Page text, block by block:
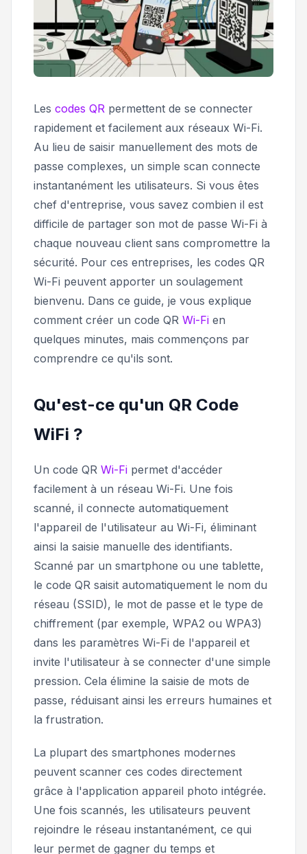
Les codes QR permettent de se connecter
rapidement et facilement aux réseaux Wi-Fi.
Au lieu de saisir manuellement des mots de
passe complexes, un simple scan connecte
instantanément les utilisateurs. Si vous êtes
chef d'entreprise, vous savez combien il est
difficile de partager son mot de passe Wi-Fi à
chaque nouveau client sans compromettre la
sécurité. Pour ces entreprises, les codes QR
Wi-Fi peuvent apporter un soulagement
bienvenu. Dans ce guide, je vous explique
comment créer un code QR Wi-Fi en
quelques minutes, mais commençons par
comprendre ce qu'ils sont.
Qu'est-ce qu'un QR Code
WiFi ?
Un code QR Wi-Fi permet d'accéder
facilement à un réseau Wi-Fi. Une fois
scanné, il connecte automatiquement
l'appareil de l'utilisateur au Wi-Fi, éliminant
ainsi la saisie manuelle des identifiants.
Scanné par un smartphone ou une tablette,
le code QR saisit automatiquement le nom du
réseau (SSID), le mot de passe et le type de
chiffrement (par exemple, WPA2 ou WPA3)
dans les paramètres Wi-Fi de l'appareil et
invite l'utilisateur à se connecter d'une simple
pression. Cela élimine la saisie de mots de
passe, réduisant ainsi les erreurs humaines et
la frustration.
La plupart des smartphones modernes
peuvent scanner ces codes directement
grâce à l'application appareil photo intégrée.
Une fois scannés, les utilisateurs peuvent
rejoindre le réseau instantanément, ce qui
leur permet de gagner du temps et